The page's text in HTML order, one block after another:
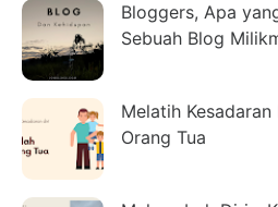
Bloggers, Apa
Sebuah Blog
Melatih
Orang Tua